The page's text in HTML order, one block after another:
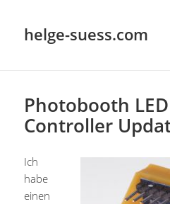
helge-suess.com
Photobooth
Controller
Ich
habe
einen